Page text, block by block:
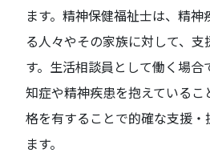
ます。精神保健福祉士は、精
る人々やその家族に対して、
す。生活相談員として働く場
知症や精神疾患を抱えている
格を有することで的確な支援
ます。